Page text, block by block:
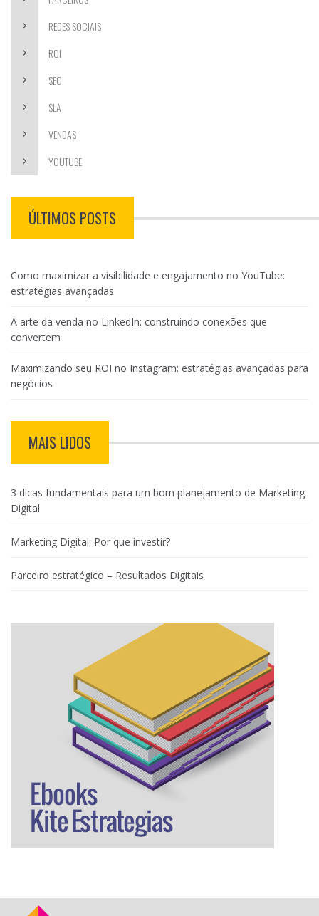
REDES SOCIAIS
ROI
SEO
SLA
VENDAS
YOUTUBE
ÚLTIMOS POSTS
Como maximizar a visibilidade e engajamento no YouTube:
estratégias avançadas
A arte da venda no LinkedIn: construindo conexões que
convertem
Maximizando seu ROI no Instagram: estratégias avançadas para
negócios
MAIS LIDOS
3 dicas fundamentais para um bom planejamento de Marketing
Digital
Marketing Digital: Por que investir?
Parceiro estratégico – Resultados Digitais